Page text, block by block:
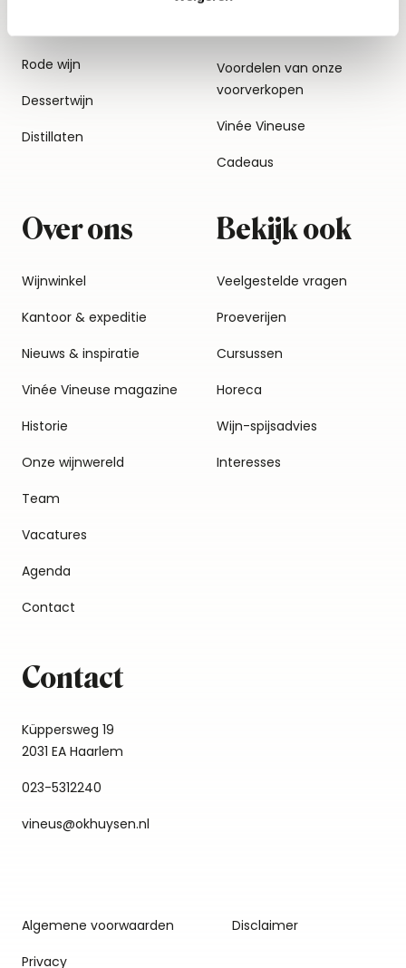
Rode wijn
Dessertwijn
Distillaten
Voordelen van onze
voorverkopen
Vinée Vineuse
Cadeaus
Over ons
Wijnwinkel
Kantoor & expeditie
Nieuws & inspiratie
Vinée Vineuse magazine
Historie
Onze wijnwereld
Team
Vacatures
Agenda
Contact
Bekijk ook
Veelgestelde vragen
Proeverijen
Cursussen
Horeca
Wijn-spijsadvies
Interesses
Contact
Küppersweg 19
2031 EA Haarlem
023-5312240
vineus@okhuysen.nl
Algemene voorwaarden
Disclaimer
Privacy